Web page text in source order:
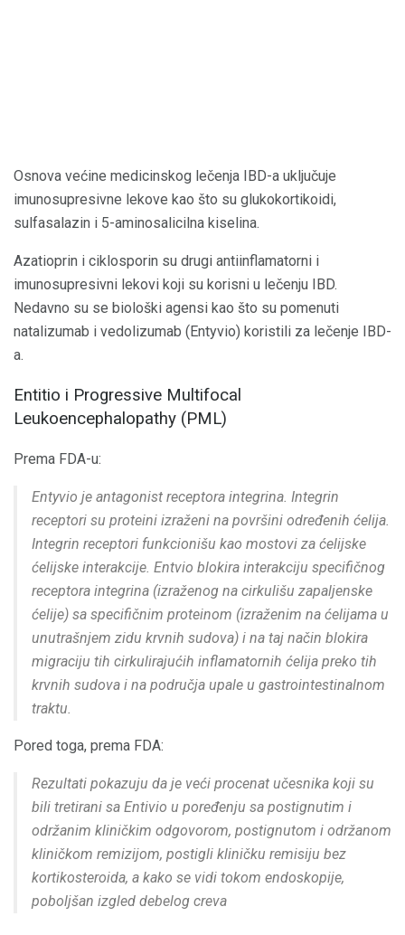
Osnova većine medicinskog lečenja IBD-a uključuje
imunosupresivne lekove kao što su glukokortikoidi,
sulfasalazin i 5-aminosalicilna kiselina.
Azatioprin i ciklosporin su drugi antiinflamatorni i
imunosupresivni lekovi koji su korisni u lečenju IBD.
Nedavno su se biološki agensi kao što su pomenuti
natalizumab i vedolizumab (Entyvio) koristili za lečenje IBD-
a.
Entitio i Progressive Multifocal
Leukoencephalopathy (PML)
Prema FDA-u:
Entyvio je antagonist receptora integrina. Integrin
receptori su proteini izraženi na površini određenih ćelija.
Integrin receptori funkcionišu kao mostovi za ćelijske
ćelijske interakcije. Entvio blokira interakciju specifičnog
receptora integrina (izraženog na cirkulišu zapaljenske
ćelije) sa specifičnim proteinom (izraženim na ćelijama u
unutrašnjem zidu krvnih sudova) i na taj način blokira
migraciju tih cirkulirajućih inflamatornih ćelija preko tih
krvnih sudova i na područja upale u gastrointestinalnom
traktu.
Pored toga, prema FDA:
Rezultati pokazuju da je veći procenat učesnika koji su
bili tretirani sa Entivio u poređenju sa postignutim i
održanim kliničkim odgovorom, postignutom i održanom
kliničkom remizijom, postigli kliničku remisiju bez
kortikosteroida, a kako se vidi tokom endoskopije,
poboljšan izgled debelog creva